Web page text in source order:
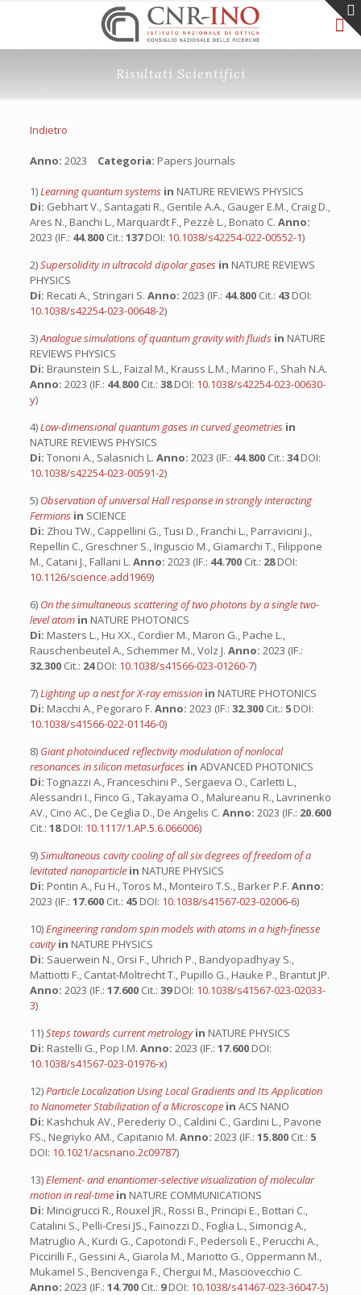
Risultati Scientifici
Indietro
Anno: 2023 Categoria: Papers Journals
1)Learning quantum systems in NATURE REVIEWS PHYSICS
Di: Gebhart V., Santagati R., Gentile A.A., Gauger E.M., Craig D.,
Ares N., Banchi L., Marquardt F., Pezzè L., Bonato C. Anno:
2023 (IF.: 44.800 Cit.: 137DOI: 10.1038/s42254-022-00552-1)
2)Supersolidity in ultracold dipolar gases in NATURE REVIEWS
PHYSICS
Di: Recati A., Stringari S. Anno: 2023 (IF.: 44.800 Cit.: 43 DOI:
10.1038/s42254-023-00648-2)
3)Analogue simulations of quantum gravity with fluids in NATURE
REVIEWS PHYSICS
Di: Braunstein S.L., Faizal M., Krauss L.M., Marino F., Shah N.A.
Anno: 2023 (IF.: 44.800 Cit.: 38DOI: 10.1038/s42254-023-00630-
y)
4)Low-dimensional quantum gases in curved geometries in
NATURE REVIEWS PHYSICS
Di: Tononi A., Salasnich L. Anno: 2023 (IF.: 44.800 Cit.: 34DOI:
10.1038/s42254-023-00591-2)
5) Observation of universal Hall response in strongly interacting
Fermions in SCIENCE
Di: Zhou TW., Cappellini G., Tusi D., Franchi L., Parravicini J.,
Repellin C., Greschner S., Inguscio M., Giamarchi T., Filippone
M., Catani J., Fallani L. Anno: 2023 (IF.: 44.700 Cit.: 28DOI:
10.1126/science.add1969)
6) On the simultaneous scattering of two photons by a single two-
level atom in NATURE PHOTONICS
Di: Masters L., Hu XX., Cordier M., Maron G., Pache L.,
Rauschenbeutel A., Schemmer M., Volz J. Anno: 2023 (IF.:
32.300 Cit.: 24DOI: 10.1038/s41566-023-01260-7)
7)Lighting up a nest for X-ray emission in NATURE PHOTONICS
Di: Macchi A., Pegoraro F. Anno: 2023 (IF.: 32.300 Cit.: 5 DOI:
10.1038/s41566-022-01146-0)
8) Giant photoinduced reflectivity modulation of nonlocal
resonances in silicon metasurfaces in ADVANCED PHOTONICS
Di: Tognazzi A., Franceschini P., Sergaeva O., Carletti L.,
Alessandri I., Finco G., Takayama O., Malureanu R., Lavrinenko
AV., Cino AC., De Ceglia D., De Angelis C. Anno: 2023 (IF.: 20.600
Cit.: 18DOI: 10.1117/1.AP.5.6.066006)
9)Simultaneous cavity cooling of all six degrees of freedom of a
levitated nanoparticle in NATURE PHYSICS
Di: Pontin A., Fu H., Toros M., Monteiro T.S., Barker P.F. Anno:
2023 (IF.: 17.600 Cit.: 45 DOI: 10.1038/s41567-023-02006-6)
10)Engineering random spin models with atoms in a high-finesse
cavityin NATURE PHYSICS
Di: Sauerwein N., Orsi F., Uhrich P., Bandyopadhyay S.,
Mattiotti F., Cantat-Moltrecht T., Pupillo G., Hauke P., Brantut JP.
Anno: 2023 (IF.: 17.600 Cit.: 39DOI: 10.1038/s41567-023-02033-
3)
11)Steps towards current metrologyin NATURE PHYSICS
Di: Rastelli G., Pop I.M. Anno: 2023 (IF.: 17.600 DOI:
10.1038/s41567-023-01976-x)
12)Particle Localization Using Local Gradients and Its Application
to Nanometer Stabilization of a Microscope in ACS NANO
Di: Kashchuk AV., Perederiy O., Caldini C., Gardini L., Pavone
FS., Negriyko AM., Capitanio M. Anno: 2023 (IF.: 15.800 Cit.: 5
DOI: 10.1021/acsnano.2c09787)
13)Element- and enantiomer-selective visualization of molecular
motion in real-time in NATURE COMMUNICATIONS
Di: Mincigrucci R., Rouxel JR., Rossi B., Principi E., Bottari C.,
Catalini S., Pelli-Cresi JS., Fainozzi D., Foglia L., Simoncig A.,
Matruglio A., Kurdi G., Capotondi F., Pedersoli E., Perucchi A.,
Piccirilli F., Gessini A., Giarola M., Mariotto G., Oppermann M.,
Mukamel S., Bencivenga F., Chergui M., Masciovecchio C.
Anno: 2023 (IF.: 14.700 Cit.: 9DOI: 10.1038/s41467-023-36047-5)